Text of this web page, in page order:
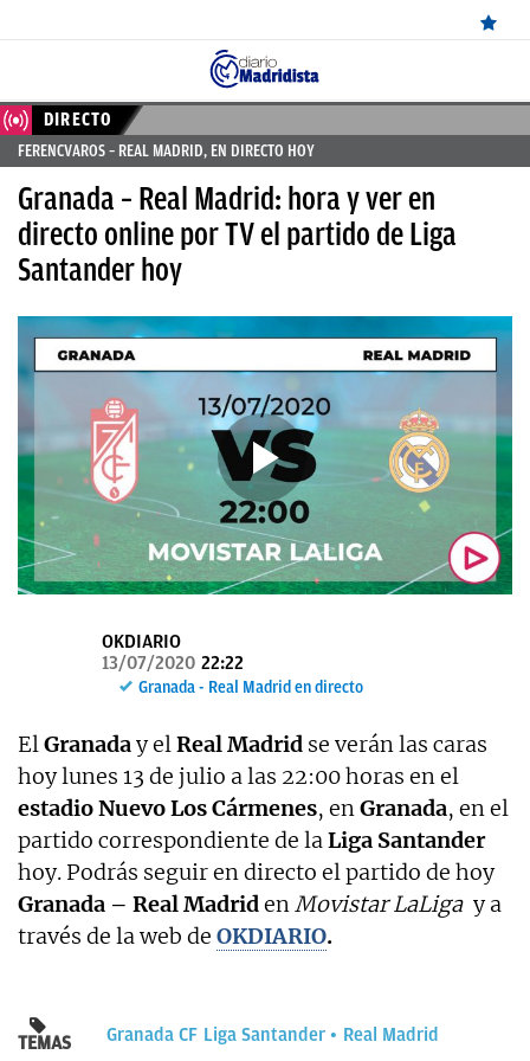
ÚLTIMAS
NOTICIAS
REAL
MADRID
CANTERA
DIRECTO
FEMENINO
PAPARAZZI
OKDIARIO
DIRECTO
FERENCVAROS – REAL MADRID, EN DIRECTO HOY
Granada – Real Madrid: hora y ver en
directo online por TV el partido de Liga
Santander hoy
OKDIARIO
13/07/2020 22:22
Granada - Real Madrid en directo
ElGranaday elReal Madrid se verán las caras
hoy lunes 13 de julio a las 22:00 horas en el
estadio Nuevo Los Cármenes, enGranada, en el
partido correspondiente de laLiga Santander
hoy. Podrás seguir en directo el partido de hoy
Granada – Real MadridenMovistar LaLiga y a
través de la web de OKDIARIO.
TEMAS Granada CF Liga Santander Real Madrid